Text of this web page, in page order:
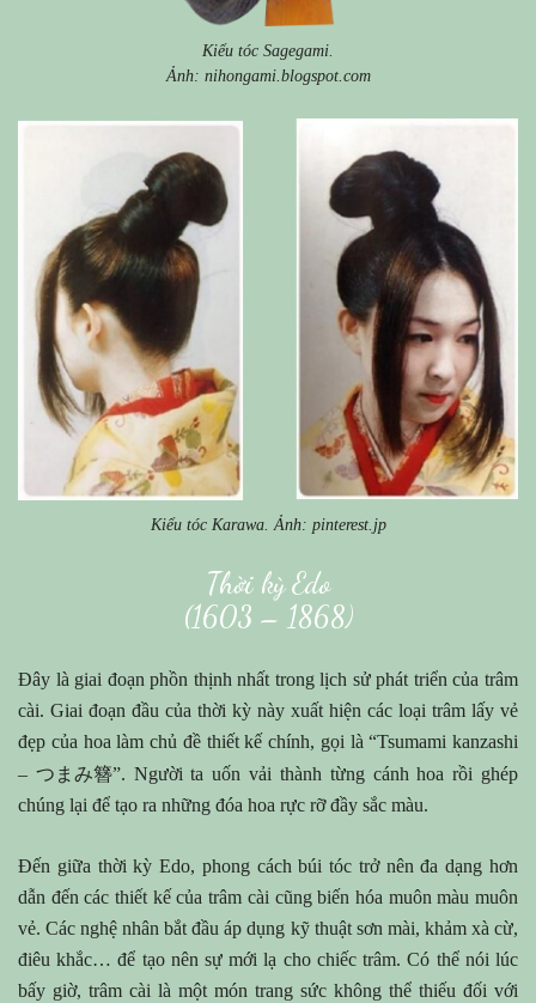
Kiểu tóc Sagegami.
Ảnh: nihongami.blogspot.com
Kiểu tóc Karawa. Ảnh: pinterest.jp
Thời kỳ Edo
(1603 – 1868)
Đây là giai đoạn phồn thịnh nhất trong lịch sử phát triển của trâm
cài. Giai đoạn đầu của thời kỳ này xuất hiện các loại trâm lấy vẻ
đẹp của hoa làm chủ đề thiết kế chính, gọi là “Tsumami kanzashi
– つまみ簪”. Người ta uốn vải thành từng cánh hoa rồi ghép
chúng lại để tạo ra những đóa hoa rực rỡ đầy sắc màu.
Đến giữa thời kỳ Edo, phong cách búi tóc trở nên đa dạng hơn
dẫn đến các thiết kế của trâm cài cũng biến hóa muôn màu muôn
vẻ. Các nghệ nhân bắt đầu áp dụng kỹ thuật sơn mài, khảm xà cừ,
điêu khắc… để tạo nên sự mới lạ cho chiếc trâm. Có thể nói lúc
bấy giờ, trâm cài là một món trang sức không thể thiếu đối với